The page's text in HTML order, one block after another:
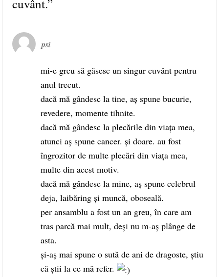
cuvânt.”
psi
mi-e greu să găsesc un singur cuvânt pentru
anul trecut.
dacă mă gândesc la tine, aș spune bucurie,
revedere, momente tihnite.
dacă mă gândesc la plecările din viața mea,
atunci aș spune cancer. și doare. au fost
îngrozitor de multe plecări din viața mea,
multe din acest motiv.
dacă mă gândesc la mine, aș spune celebrul
deja, laibăring și muncă, oboseală.
per ansamblu a fost un an greu, în care am
tras parcă mai mult, deși nu m-aș plânge de
asta.
și-aș mai spune o sută de ani de dragoste, știu
că știi la ce mă refer.